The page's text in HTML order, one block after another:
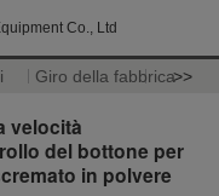
Co., Ltd
Giro della fabbrica>>
velocità
del bottone per
in polvere